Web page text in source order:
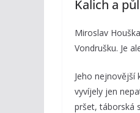
Kalich a
Miroslav
Vondrušku. Je
Jeho nejnovější
vyvíjely jen
pršet, táborská